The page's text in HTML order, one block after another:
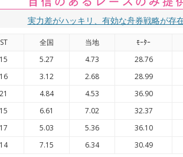
実力差がハッキリ、有効な舟券戦略が存
全国 当地 ﾓｰﾀｰ
5.27 4.73 28.76
3.12 2.68 28.99
4.84 4.53 36.90
6.61 7.02 32.37
5.03 5.36 36.10
7.15 6.34 30.49